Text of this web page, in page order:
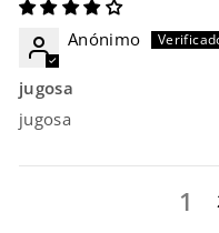
Anónimo
jugosa
jugosa
1